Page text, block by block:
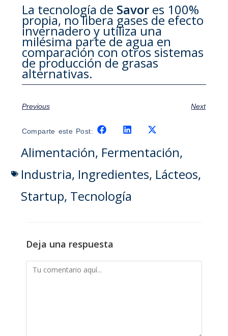
La tecnología de Savores 100%
propia, no libera gases de efecto
invernadero y utiliza una
milésima parte de agua en
comparación con otros sistemas
de producción de grasas
alternativas.
Previous Next
Comparte este Post:
Alimentación, Fermentación,
Industria, Ingredientes, Lácteos,
Startup, Tecnología
Deja una respuesta